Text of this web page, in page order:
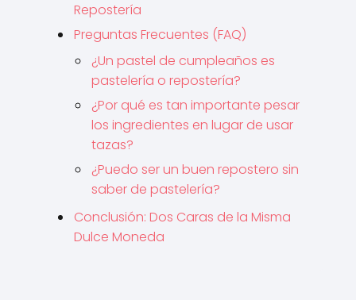
Repostería
Preguntas Frecuentes (FAQ)
¿Un pastel de cumpleaños es
pastelería o repostería?
¿Por qué es tan importante pesar
los ingredientes en lugar de usar
tazas?
¿Puedo ser un buen repostero sin
saber de pastelería?
Conclusión: Dos Caras de la Misma
Dulce Moneda